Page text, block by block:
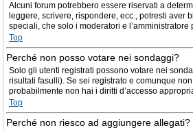
Alcuni forum potrebbero essere riservati a
leggere, scrivere, rispondere, ecc., potresti aver
speciali, che solo i moderatori e l’amministratore
Top
Perché non posso votare nei sondaggi?
Solo gli utenti registrati possono votare nei
risultati fasulli). Se sei registrato e comunque
probabilmente non hai i diritti d’accesso
Top
Perché non riesco ad aggiungere allegati?